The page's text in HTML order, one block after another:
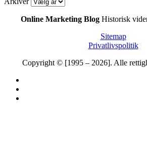
Online Marketing BlogHistorisk
Sitemap
Privatlivspolitik
Copyright © [1995 – 2026]. Alle